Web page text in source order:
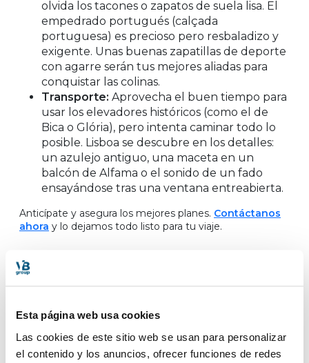
Esta página web usa cookies
Las cookies de este sitio web se usan para personalizar
el contenido y los anuncios, ofrecer funciones de redes
olvida los tacones o zapatos de suela lisa. El
empedrado portugués (calçada
portuguesa) es precioso pero resbaladizo y
exigente. Unas buenas zapatillas de deporte
con agarre serán tus mejores aliadas para
conquistar las colinas.
Transporte: Aprovecha el buen tiempo para
usar los elevadores históricos (como el de
Bica o Glória), pero intenta caminar todo lo
posible. Lisboa se descubre en los detalles:
un azulejo antiguo, una maceta en un
balcón de Alfama o el sonido de un fado
ensayándose tras una ventana entreabierta.
Anticípate y asegura los mejores planes. Contáctanos
ahora y lo dejamos todo listo para tu viaje.
ÚLTIMAS NOTICIAS
No te pierdas nada